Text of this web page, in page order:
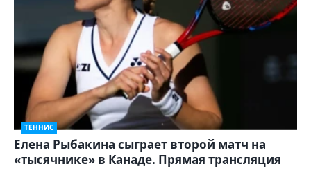
ТЕННИС
Елена Рыбакина сыграет второй матч на
«тысячнике» в Канаде. Прямая трансляция